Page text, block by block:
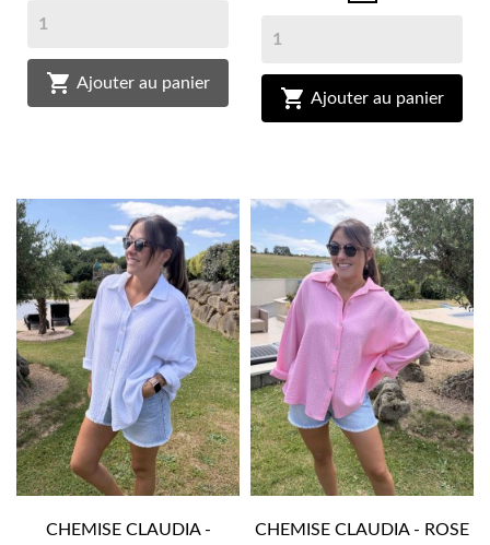
 Ajouter au panier
 Ajouter au panier
CHEMISE CLAUDIA - CHEMISE CLAUDIA - ROSE